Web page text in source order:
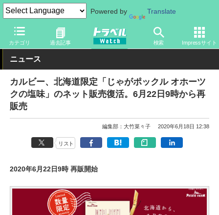
Powered by Translate
カテゴリ 過去記事 検索 Impressサイト
トラベル Watch 地域 国内旅行 北海道
ニュース
カルビー、北海道限定「じゃがポックル オホーツ
クの塩味」のネット販売復活。6月22日9時から再
販売
編集部：大竹菜々子 2020年6月18日 12:38
リスト
2020年6月22日9時 再販開始